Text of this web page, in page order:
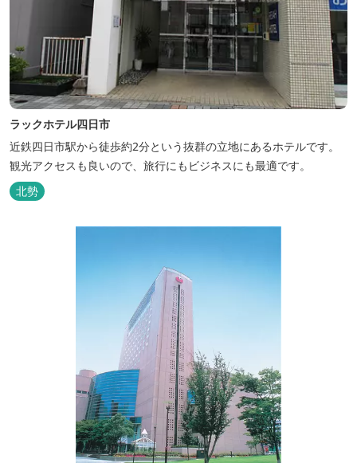
ラックホテル四日市
近鉄四日市駅から徒歩約2分という抜群の立地にあるホテルです。
観光アクセスも良いので、旅行にもビジネスにも最適です。
北勢